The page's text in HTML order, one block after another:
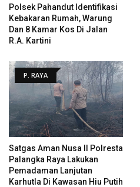
Polsek Pahandut Identifikasi
Kebakaran Rumah, Warung
Dan 8 Kamar Kos Di Jalan
R.A. Kartini
P. RAYA
Satgas Aman Nusa II Polresta
Palangka Raya Lakukan
Pemadaman Lanjutan
Karhutla Di Kawasan Hiu Putih